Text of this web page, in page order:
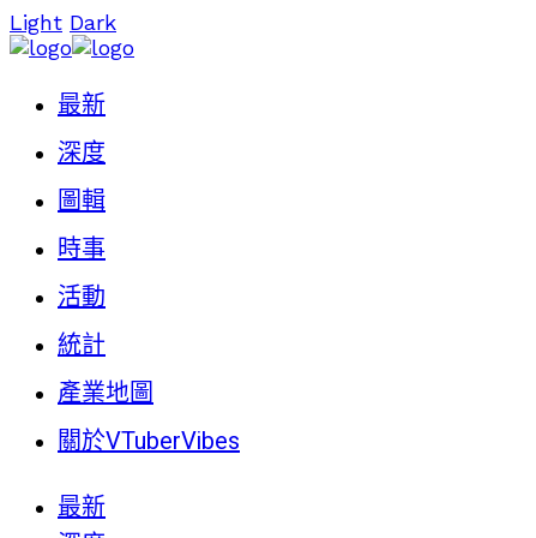
Light Dark
最新
深度
圖輯
時事
活動
統計
產業地圖
關於VTuberVibes
最新